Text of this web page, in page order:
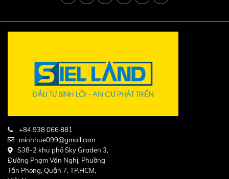
+84 938 066 881
minhhue099@gmail.com
S38-2 khu phố Sky Graden 3,
Đường Phạm Văn Nghị, Phường
Tân Phong, Quận 7, TP.HCM,